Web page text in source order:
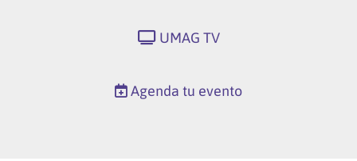
UMAG TV
Agenda tu evento